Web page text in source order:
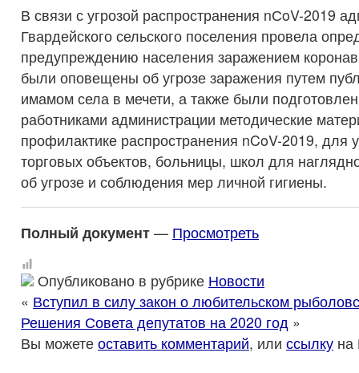
В связи с угрозой распространения nСoV-2019
Гвардейского сельского поселения провела
предупреждению населения заражением
были оповещены об угрозе заражения путем
имамом села в мечети, а также были
работниками администрации методические
профилактике распространения nCoV-2019, для
торговых объектов, больницы, школ для
об угрозе и соблюдения мер личной гигиены.
Полный документ — Просмотреть
Опубликовано в рубрике Новости
« Вступил в силу закон о любительском
Решения Совета депутатов на 2020 год »
Вы можете оставить комментарий, или ссылку на